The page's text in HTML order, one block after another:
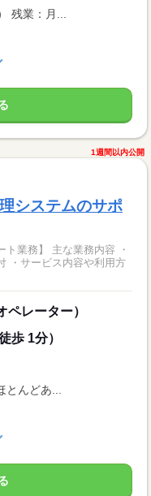
残業：月...
1週間以内公開
システムのサポ
ト業務】 主な業務内容 ・
・サービス内容や利用方
レーター）
歩 1分）
んどあ...